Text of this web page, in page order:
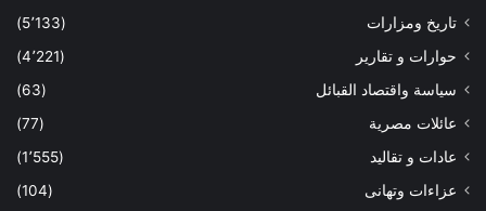
تاريخ ومزارات
(5٬133)
حوارات و تقارير
(4٬221)
سياسة واقتصاد القبائل
(63)
عائلات مصرية
(77)
عادات و تقاليد
(1٬555)
عزاءات وتهانى
(104)